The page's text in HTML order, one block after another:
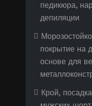
педикюра,
депиляции
покрытие на
основе для
Крой,